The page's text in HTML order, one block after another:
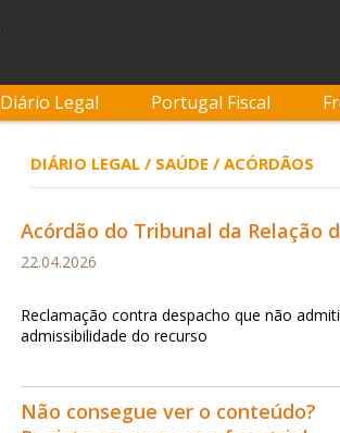
Diário Legal Portugal Fiscal
DIÁRIO LEGAL / SAÚDE / ACÓRDÃOS
Acórdão do Tribunal da Relação
22.04.2026
Reclamação contra despacho que não
admissibilidade do recurso
Não consegue ver o conteúdo?